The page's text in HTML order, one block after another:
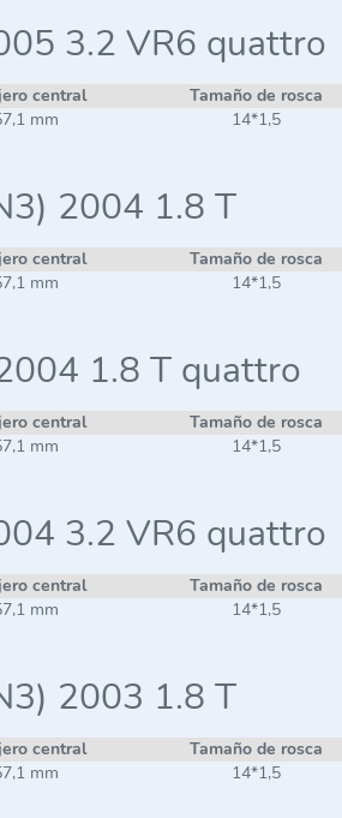
3.2 VR6 quattro
central Tamaño de rosca
mm 14*1,5
2004 1.8 T
central Tamaño de rosca
mm 14*1,5
1.8 T quattro
central Tamaño de rosca
mm 14*1,5
3.2 VR6 quattro
central Tamaño de rosca
mm 14*1,5
2003 1.8 T
central Tamaño de rosca
mm 14*1,5